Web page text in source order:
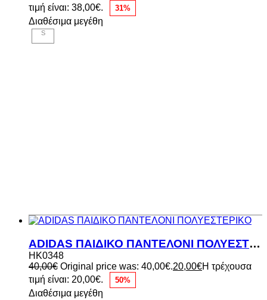
τιμή είναι: 38,00€.
31%
Διαθέσιμα μεγέθη
S
ADIDAS ΠΑΙΔΙΚΟ ΠΑΝΤΕΛΟΝΙ ΠΟΛΥΕΣΤΕΡΙΚΟ
HK0348
40,00€ Original price was: 40,00€.20,00€Η τρέχουσα
τιμή είναι: 20,00€.
50%
Διαθέσιμα μεγέθη